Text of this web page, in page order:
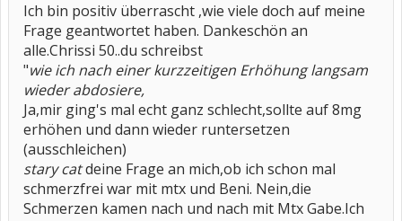
Ich bin positiv überrascht ,wie viele doch auf meine
Frage geantwortet haben. Dankeschön an
alle.Chrissi 50..du schreibst
"wie ich nach einer kurzzeitigen Erhöhung langsam
wieder abdosiere,
Ja,mir ging's mal echt ganz schlecht,sollte auf 8mg
erhöhen und dann wieder runtersetzen
(ausschleichen)
stary catdeine Frage an mich,ob ich schon mal
schmerzfrei war mit mtx und Beni. Nein,die
Schmerzen kamen nach und nach mit Mtx Gabe.Ich